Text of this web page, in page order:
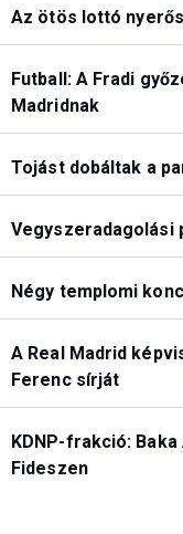
Az ötös lottó
Futball: A Fradi
Madridnak
Tojást dobáltak a
Vegyszeradagolási
Négy templomi
A Real Madrid
Ferenc sírját
KDNP-frakció:
Fideszen